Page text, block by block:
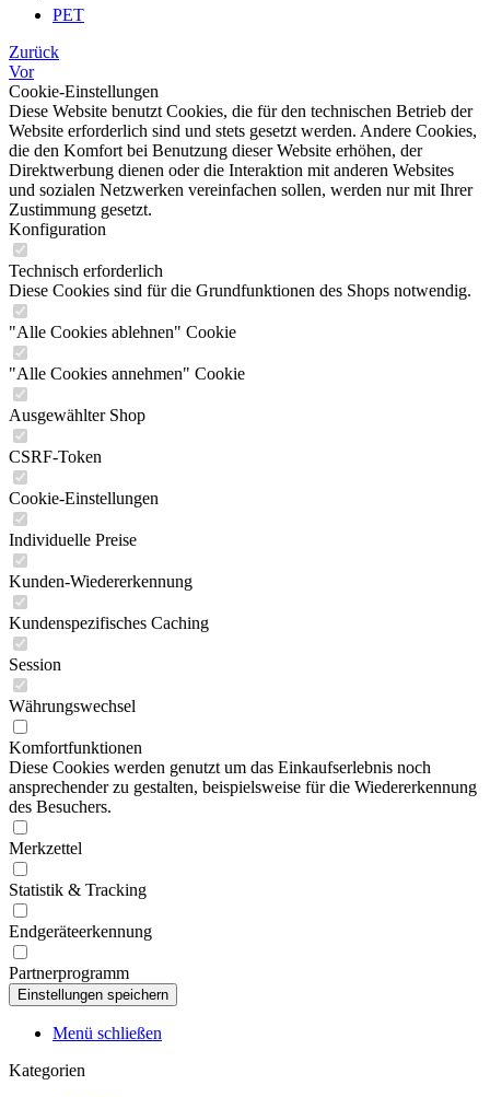
PET
Zurück
Vor
Cookie-Einstellungen
Diese Website benutzt Cookies, die für den technischen Betrieb der
Website erforderlich sind und stets gesetzt werden. Andere Cookies,
die den Komfort bei Benutzung dieser Website erhöhen, der
Direktwerbung dienen oder die Interaktion mit anderen Websites
und sozialen Netzwerken vereinfachen sollen, werden nur mit Ihrer
Zustimmung gesetzt.
Konfiguration
Technisch erforderlich
Diese Cookies sind für die Grundfunktionen des Shops notwendig.
"Alle Cookies ablehnen" Cookie
"Alle Cookies annehmen" Cookie
Ausgewählter Shop
CSRF-Token
Cookie-Einstellungen
Individuelle Preise
Kunden-Wiedererkennung
Kundenspezifisches Caching
Session
Währungswechsel
Komfortfunktionen
Diese Cookies werden genutzt um das Einkaufserlebnis noch
ansprechender zu gestalten, beispielsweise für die Wiedererkennung
des Besuchers.
Merkzettel
Statistik & Tracking
Endgeräteerkennung
Partnerprogramm
Menü schließen
Kategorien